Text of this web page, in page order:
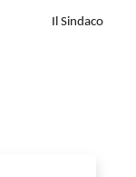
Il Sindaco